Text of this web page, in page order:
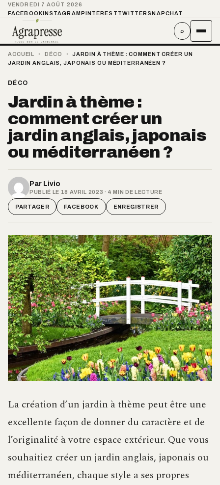
VENDREDI 7 AOÛT 2026
FACEBOOKINSTAGRAMPINTEREST TWITTER SNAPCHAT
⌕
ACCUEIL › DÉCO ›
JARDIN À THÈME : COMMENT CRÉER UN
JARDIN ANGLAIS, JAPONAIS OU MÉDITERRANÉEN ?
DÉCO
Jardin à thème :
comment créer un
jardin anglais, japonais
ou méditerranéen ?
Par Livio
PUBLIÉ LE 18 AVRIL 2023 · 4 MIN DE LECTURE
PARTAGER FACEBOOK ENREGISTRER
La création d’un jardin à thème peut être une
excellente façon de donner du caractère et de
l’originalité à votre espace extérieur. Que vous
souhaitiez créer un jardin anglais, japonais ou
méditerranéen, chaque style a ses propres